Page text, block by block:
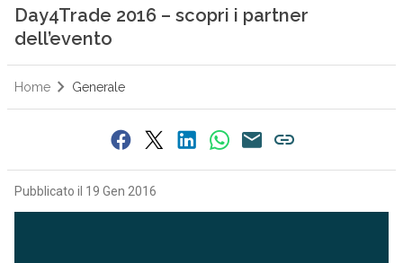
Day4Trade 2016 – scopri i partner
dell’evento
Home Generale
Pubblicato il 19 Gen 2016